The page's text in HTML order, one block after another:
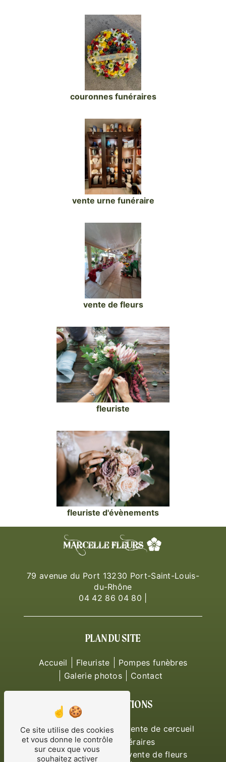
couronnes funéraires
vente urne funéraire
vente de fleurs
fleuriste
fleuriste d'évènements
79 avenue du Port 13230 Port-Saint-Louis-
du-Rhône
04 42 86 04 80
PLAN DU SITE
Accueil Fleuriste
Pompes funèbres
Galerie photos
Contact
NOS PRESTATIONS
compositions florales
vente de cercueil
couronnes funéraires
vente urne funéraire
vente de fleurs
Ce site utilise des cookies
et vous donne le contrôle
sur ceux que vous
souhaitez activer